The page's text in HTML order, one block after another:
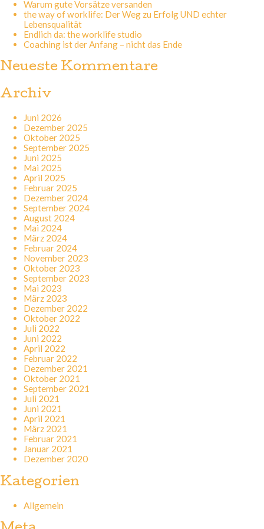
Warum gute Vorsätze versanden
the way of worklife: Der Weg zu Erfolg UND echter
Lebensqualität
Endlich da: the worklife studio
Coaching ist der Anfang – nicht das Ende
Neueste Kommentare
Archiv
Juni 2026
Dezember 2025
Oktober 2025
September 2025
Juni 2025
Mai 2025
April 2025
Februar 2025
Dezember 2024
September 2024
August 2024
Mai 2024
März 2024
Februar 2024
November 2023
Oktober 2023
September 2023
Mai 2023
März 2023
Dezember 2022
Oktober 2022
Juli 2022
Juni 2022
April 2022
Februar 2022
Dezember 2021
Oktober 2021
September 2021
Juli 2021
Juni 2021
April 2021
März 2021
Februar 2021
Januar 2021
Dezember 2020
Kategorien
Allgemein